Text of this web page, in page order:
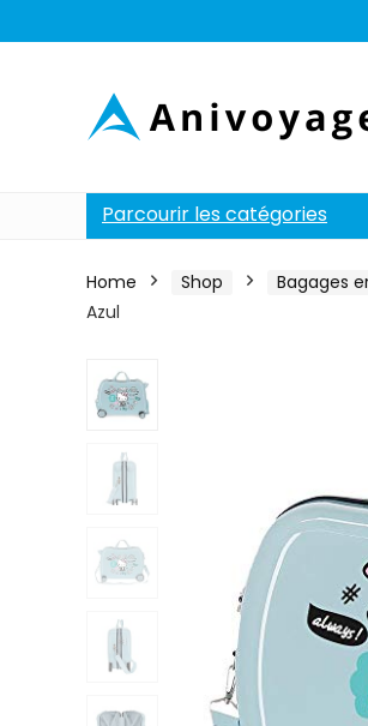
Parcourir les catégories
Home Shop Bagages
Azul